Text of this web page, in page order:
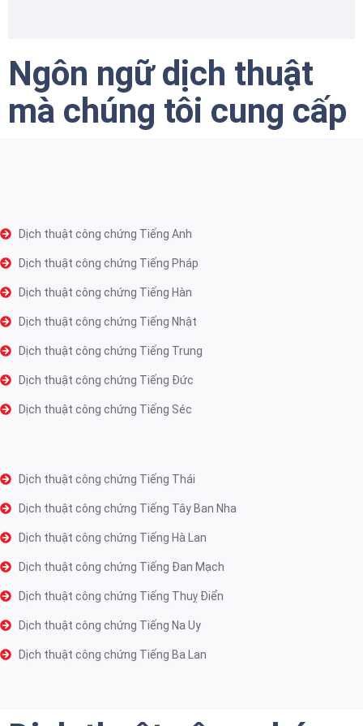
Ngôn ngữ dịch thuật
mà chúng tôi cung cấp
Dịch thuật công chứng Tiếng Anh
Dịch thuật công chứng Tiếng Pháp
Dịch thuật công chứng Tiếng Hàn
Dịch thuật công chứng Tiếng Nhật
Dịch thuật công chứng Tiếng Trung
Dịch thuật công chứng Tiếng Đức
Dịch thuật công chứng Tiếng Séc
Dịch thuật công chứng Tiếng Thái
Dịch thuật công chứng Tiếng Tây Ban Nha
Dịch thuật công chứng Tiếng Hà Lan
Dịch thuật công chứng Tiếng Đan Mạch
Dịch thuật công chứng Tiếng Thuỵ Điển
Dịch thuật công chứng Tiếng Na Uy
Dịch thuật công chứng Tiếng Ba Lan